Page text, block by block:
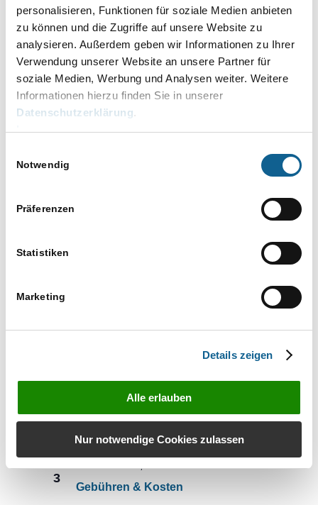
personalisieren, Funktionen für soziale Medien anbieten
zu können und die Zugriffe auf unsere Website zu
analysieren. Außerdem geben wir Informationen zu Ihrer
Verwendung unserer Website an unsere Partner für
soziale Medien, Werbung und Analysen weiter. Weitere
Informationen hierzu finden Sie in unserer
Datenschutzerklärung.
Impressum
Notwendig
Präferenzen
Statistiken
Marketing
Details zeigen
Alle erlauben
Nur notwendige Cookies zulassen
Langenhagen bei Hannover
Walsroder Str. 305, Langenhagen,
Niedersachsen, Deutschland
Oktober 2026
DI.
6
6. Oktober, 10.00
RA-MICRO Grundlagen zum Einstieg
Grundlagen
12.00
Der
Langenhagen
November 2026
3
Gebühren & Kosten